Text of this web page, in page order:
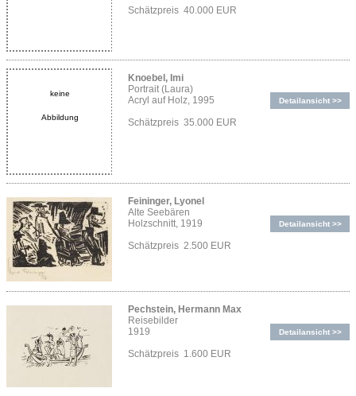
Schätzpreis 40.000 EUR
keine
Abbildung
Knoebel, Imi
Portrait (Laura)
Acryl auf Holz, 1995
Schätzpreis 35.000 EUR
Detailansicht >>
Feininger, Lyonel
Alte Seebären
Holzschnitt, 1919
Schätzpreis 2.500 EUR
Detailansicht >>
Pechstein, Hermann Max
Reisebilder
1919
Schätzpreis 1.600 EUR
Detailansicht >>